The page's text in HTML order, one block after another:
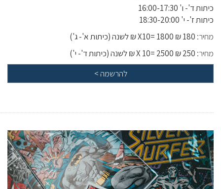
כיתות ד'- ו' 16:00-17:30
כיתות ז'- י' 18:30-20:00
מחיר:
מחיר:
להרשמה >